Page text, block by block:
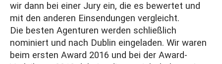
wir dann bei einer Jury ein, die es bewertet und
mit den anderen Einsendungen vergleicht.
Die besten Agenturen werden schließlich
nominiert und nach Dublin eingeladen. Wir waren
beim ersten Award 2016 und bei der Award-